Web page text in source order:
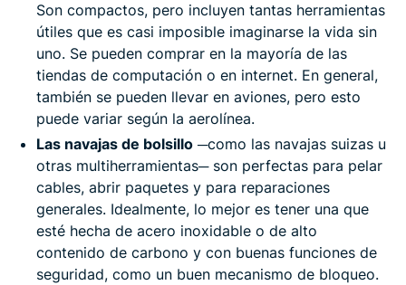
Son compactos, pero incluyen tantas herramientas
útiles que es casi imposible imaginarse la vida sin
uno. Se pueden comprar en la mayoría de las
tiendas de computación o en internet. En general,
también se pueden llevar en aviones, pero esto
puede variar según la aerolínea.
Las navajas de bolsillo ─como las navajas suizas u
otras multiherramientas─ son perfectas para pelar
cables, abrir paquetes y para reparaciones
generales. Idealmente, lo mejor es tener una que
esté hecha de acero inoxidable o de alto
contenido de carbono y con buenas funciones de
seguridad, como un buen mecanismo de bloqueo.